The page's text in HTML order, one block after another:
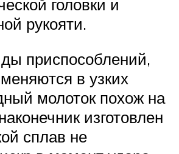
головки и
рукояти.
приспособлений,
в узких
молоток похож на
изготовлен
сплав не